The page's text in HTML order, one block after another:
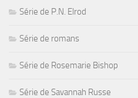
Série de P.N. Elrod
Série de romans
Série de Rosemarie Bishop
Série de Savannah Russe